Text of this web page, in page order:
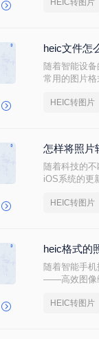
文件怎么转
HEIC转图片
heic文件怎
随着智能设
常用的图片
法，帮助您
HEIC转图片
怎样将照片
随着科技的
iOS系统的更
HEIC格式的
HEIC转图片
heic格式的
随着智能手
——高效图像
有设备和软
HEIC转图片